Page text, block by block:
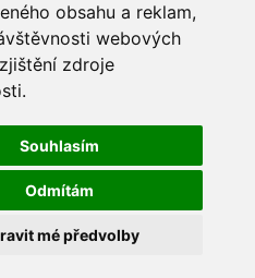
obsahu a reklam,
webových
zdroje
Souhlasím
Odmítám
mé předvolby
739/1, Svitavy 568 02, CZ